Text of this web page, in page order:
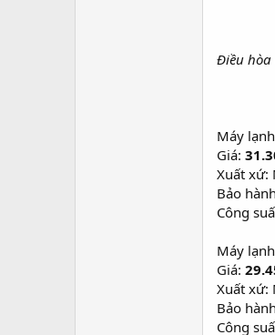
Điều
Máy
Giá:
Xuất xứ:
Bảo
Công
Máy
Giá:
Xuất xứ:
Bảo
Công